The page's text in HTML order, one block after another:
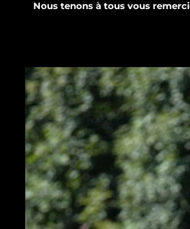
Nous tenons à tous vous